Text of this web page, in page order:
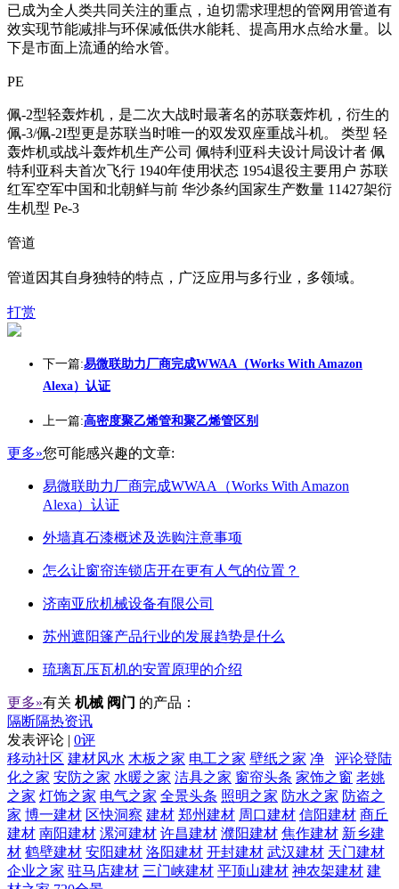
已成为全人类共同关注的重点，迫切需求理想的管网用管道有
效实现节能减排与环保减低供水能耗、提高用水点给水量。以
下是市面上流通的给水管。
PE
佩-2型轻轰炸机，是二次大战时最著名的苏联轰炸机，衍生的
佩-3/佩-2I型更是苏联当时唯一的双发双座重战斗机。 类型 轻
轰炸机或战斗轰炸机生产公司 佩特利亚科夫设计局设计者 佩
特利亚科夫首次飞行 1940年使用状态 1954退役主要用户 苏联
红军空军中国和北朝鲜与前 华沙条约国家生产数量 11427架衍
生机型 Pe-3
管道
管道因其自身独特的特点，广泛应用与多行业，多领域。
打赏
下一篇:易微联助力厂商完成WWAA（Works With Amazon
Alexa）认证
上一篇:高密度聚乙烯管和聚乙烯管区别
更多»您可能感兴趣的文章:
易微联助力厂商完成WWAA（Works With Amazon
Alexa）认证
外墙真石漆概述及选购注意事项
怎么让窗帘连锁店开在更有人气的位置？
济南亚欣机械设备有限公司
苏州遮阳篷产品行业的发展趋势是什么
琉璃瓦压瓦机的安置原理的介绍
更多»有关 机械 阀门 的产品：
隔断隔热资讯
发表评论 | 0评
评论登陆
移动社区 建材风水 木板之家 电工之家 壁纸之家 净
化之家 安防之家 水暖之家 洁具之家 窗帘头条 家饰之窗 老姚
之家 灯饰之家 电气之家 全景头条 照明之家 防水之家 防盗之
家 博一建材 区快洞察 建材 郑州建材 周口建材 信阳建材 商丘
建材 南阳建材 漯河建材 许昌建材 濮阳建材 焦作建材 新乡建
材 鹤壁建材 安阳建材 洛阳建材 开封建材 武汉建材 天门建材
企业之家 驻马店建材 三门峡建材 平顶山建材 神农架建材 建